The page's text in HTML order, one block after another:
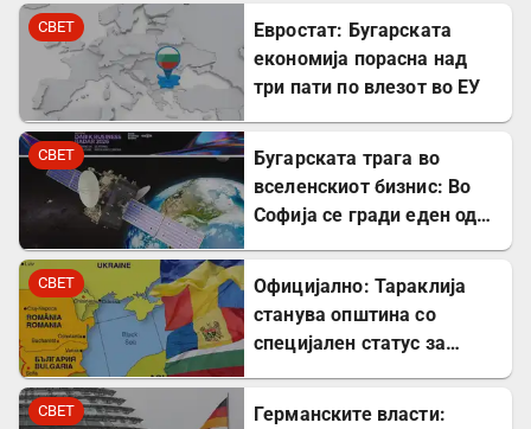
СВЕТ
Евростат: Бугарската
економија порасна над
три пати по влезот во ЕУ
СВЕТ
Бугарската трага во
вселенскиот бизнис: Во
Софија се гради еден од
центри во Европа
СВЕТ
Официјално: Тараклија
станува општина со
специјален статус за
СВЕТ
Германските власти: